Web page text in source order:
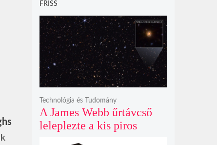
FRISS
A James Webb űrtávcső
leleplezte a kis piros
Technológia és Tudomány